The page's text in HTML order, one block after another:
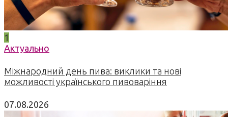
1
Актуально
Міжнародний день пива: виклики та нові
можливості українського пивоваріння
07.08.2026